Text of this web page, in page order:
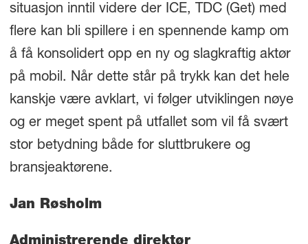
situasjon inntil videre der ICE, TDC (Get) med
flere kan bli spillere i en spennende kamp om
å få konsolidert opp en ny og slagkraftig aktør
på mobil. Når dette står på trykk kan det hele
kanskje være avklart, vi følger utviklingen nøye
og er meget spent på utfallet som vil få svært
stor betydning både for sluttbrukere og
bransjeaktørene.
Jan Røsholm